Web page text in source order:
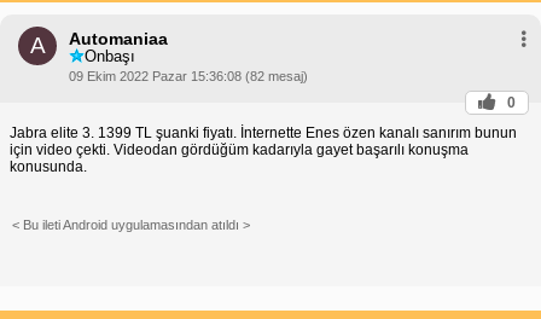
A Automaniaa
Onbaşı
09 Ekim 2022 Pazar 15:36:08 (82 mesaj)
0
Jabra elite 3. 1399 TL şuanki fiyatı. İnternette Enes özen kanalı sanırım bunun
için video çekti. Videodan gördüğüm kadarıyla gayet başarılı konuşma
konusunda.
< Bu ileti Android uygulamasından atıldı >